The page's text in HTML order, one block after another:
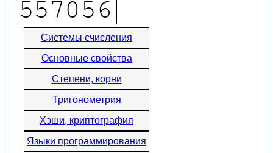
Системы счисления
Основные свойства
Степени, корни
Тригонометрия
Хэши, криптография
Языки программирования